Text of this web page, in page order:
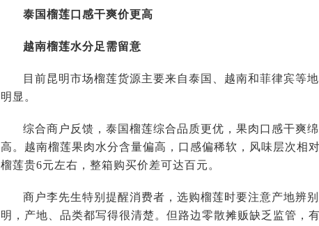
泰国榴莲口感干爽价更高
越南榴莲水分足需留意
目前昆明市场榴莲货源主要来自泰国、越南和菲律宾等
明显。
综合商户反馈，泰国榴莲综合品质更优，果肉口感干爽
高。越南榴莲果肉水分含量偏高，口感偏稀软，风味层次相
榴莲贵6元左右，整箱购买价差可达百元。
商户李先生特别提醒消费者，选购榴莲时要注意产地辨
明，产地、品类都写得很清楚。但路边零散摊贩缺乏监管，